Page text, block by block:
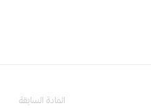
المادة السابقة